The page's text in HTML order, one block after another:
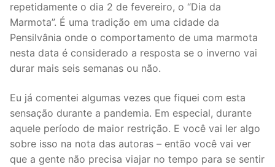
repetidamente o dia 2 de fevereiro, o “Dia da
Marmota”. É uma tradição em uma cidade da
Pensilvânia onde o comportamento de uma marmota
nesta data é considerado a resposta se o inverno vai
durar mais seis semanas ou não.
Eu já comentei algumas vezes que fiquei com esta
sensação durante a pandemia. Em especial, durante
aquele período de maior restrição. E você vai ler algo
sobre isso na nota das autoras – então você vai ver
que a gente não precisa viajar no tempo para se sentir